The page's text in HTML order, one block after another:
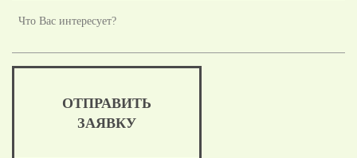
ОТПРАВИТЬ
ЗАЯВКУ